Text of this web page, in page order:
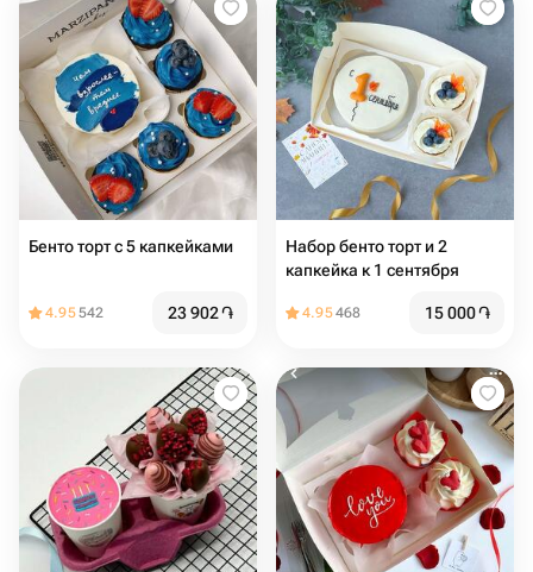
Бенто торт с 5 капкейками
4.95542 23 902֏
Набор бенто торт и 2
капкейка к 1 сентября
4.95468 15 000֏